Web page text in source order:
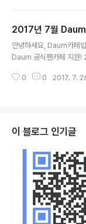
2017년 7월 Daum
안녕하세요, Daum카페
Daum 공식팬카페 지원!
&gt; 새롭게 선정된 공식
0 0 2017. 7.
이 블로그 인기글